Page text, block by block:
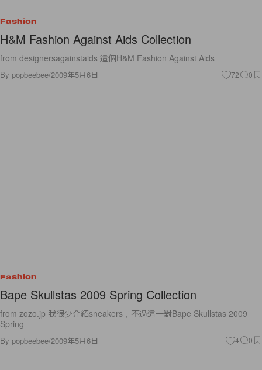
Fashion
H&M Fashion Against Aids Collection
from designersagainstaids 這個H&M Fashion Against Aids
By popbeebee/2009年5月6日 72 0
Fashion
Bape Skullstas 2009 Spring Collection
from zozo.jp 我很少介紹sneakers，不過這一對Bape Skullstas 2009
Spring
By popbeebee/2009年5月6日 4 0